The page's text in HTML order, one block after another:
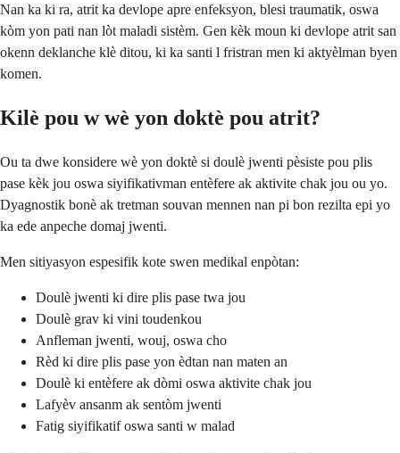
Nan ka ki ra, atrit ka devlope apre enfeksyon, blesi traumatik, oswa
kòm yon pati nan lòt maladi sistèm. Gen kèk moun ki devlope atrit san
okenn deklanche klè ditou, ki ka santi l fristran men ki aktyèlman byen
komen.
Kilè pou w wè yon doktè pou atrit?
Ou ta dwe konsidere wè yon doktè si doulè jwenti pèsiste pou plis
pase kèk jou oswa siyifikativman entèfere ak aktivite chak jou ou yo.
Dyagnostik bonè ak tretman souvan mennen nan pi bon rezilta epi yo
ka ede anpeche domaj jwenti.
Men sitiyasyon espesifik kote swen medikal enpòtan:
Doulè jwenti ki dire plis pase twa jou
Doulè grav ki vini toudenkou
Anfleman jwenti, wouj, oswa cho
Rèd ki dire plis pase yon èdtan nan maten an
Doulè ki entèfere ak dòmi oswa aktivite chak jou
Lafyèv ansanm ak sentòm jwenti
Fatig siyifikatif oswa santi w malad